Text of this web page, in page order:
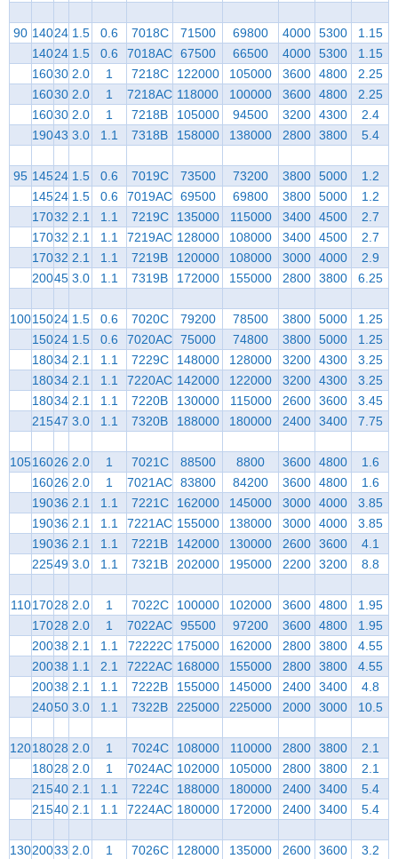
90 14024 1.5 0.6 7018C 71500 69800 4000 5300
1.15
14024 1.5 0.6 7018AC 67500 66500 4000 5300
1.15
16030 2.0 1 7218C 122000 105000 3600 4800
2.25
16030 2.0 1 7218AC 118000 100000 3600 4800
2.25
16030 2.0 1 7218B 105000 94500 3200 4300
2.4
19043 3.0 1.1 7318B 158000 138000 2800 3800 5.4
95 14524 1.5 0.6 7019C 73500 73200 3800 5000
1.2
14524 1.5 0.6 7019AC 69500 69800 3800 5000
1.2
17032 2.1 1.1 7219C 135000 115000 3400 4500
2.7
17032 2.1 1.1 7219AC 128000 108000 3400 4500
2.7
17032 2.1 1.1 7219B 120000 108000 3000 4000
2.9
20045 3.0 1.1 7319B 172000 155000 2800 3800 6.25
10015024 1.5 0.6 7020C 79200 78500 3800 5000
1.25
15024 1.5 0.6 7020AC 75000 74800 3800 5000
1.25
18034 2.1 1.1 7229C 148000 128000 3200 4300
3.25
18034 2.1 1.1 7220AC 142000 122000 3200 4300
3.25
18034 2.1 1.1 7220B 130000 115000 2600 3600
3.45
21547 3.0 1.1 7320B 188000 180000 2400 3400 7.75
10516026 2.0 1 7021C 88500 8800 3600 4800
1.6
16026 2.0 1 7021AC 83800 84200 3600 4800
1.6
19036 2.1 1.1 7221C 162000 145000 3000 4000
3.85
19036 2.1 1.1 7221AC 155000 138000 3000 4000
3.85
19036 2.1 1.1 7221B 142000 130000 2600 3600
4.1
22549 3.0 1.1 7321B 202000 195000 2200 3200 8.8
11017028 2.0 1 7022C 100000 102000 3600 4800
1.95
17028 2.0 1 7022AC 95500 97200 3600 4800
1.95
20038 2.1 1.1 72222C 175000 162000 2800 3800
4.55
20038 1.1 2.1 7222AC 168000 155000 2800 3800
4.55
20038 2.1 1.1 7222B 155000 145000 2400 3400
4.8
24050 3.0 1.1 7322B 225000 225000 2000 3000 10.5
12018028 2.0 1 7024C 108000 110000 2800 3800
2.1
18028 2.0 1 7024AC 102000 105000 2800 3800
2.1
21540 2.1 1.1 7224C 188000 180000 2400 3400
5.4
21540 2.1 1.1 7224AC 180000 172000 2400 3400 5.4
13020033 2.0 1 7026C 128000 135000 2600 3600
3.2